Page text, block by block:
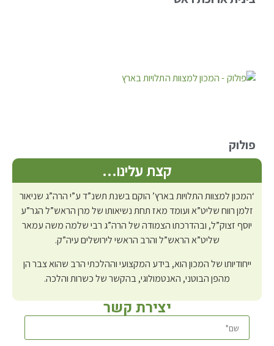
פולוק
קצת עלינו…
‘המכון למצוות התלויות בארץ’ הוקם בשנת תשנ”ד ע”י הרה”ג שניאור
זלמן רווח שליט”א ועומד מאז תחת נשיאותו של מרן הראש”ל הגר”ע
יוסף זצוק”ל, ובהדרכתו הצמודה של הרה”ג רבי שלמה משה עמאר
שליט”א הראש”ל והרב הראשי לירושלים עיה”ק.
ייחודיותו של המכון הוא, בידע המקצועי וההלכתי הרב שהוא צבר הן
מהפן הבוטני, האנטמולוגי, בהקשר של כשרות והלכה.
יצירת קשר